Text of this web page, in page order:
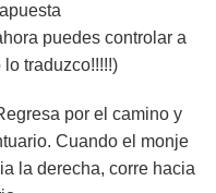
puedes controlar a
traduzco!!!!!)
por el camino y
Cuando el monje
la derecha, corre hacia